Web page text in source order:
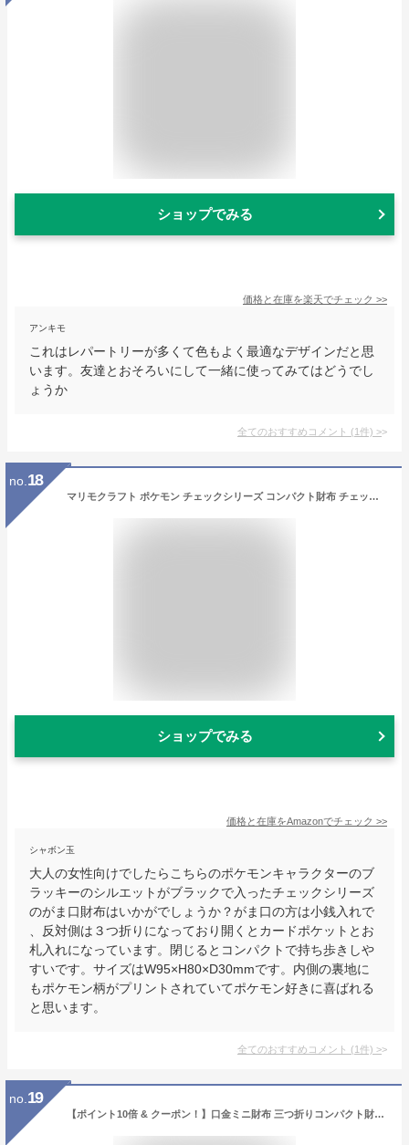
ショップでみる
価格と在庫を楽天でチェック >>
アンキモ
これはレパートリーが多くて色もよく最適なデザインだと思
います。友達とおそろいにして一緒に使ってみてはどうでし
ょうか
全てのおすすめコメント (1件) >
no. 18
マリモクラフト ポケモン チェックシリーズ コンパクト財布 チェック ブラッキー W95×H80×D30mm PKM-875
ショップでみる
価格と在庫をAmazonでチェック >>
シャボン玉
大人の女性向けでしたらこちらのポケモンキャラクターのブ
ラッキーのシルエットがブラックで入ったチェックシリーズ
のがま口財布はいかがでしょうか？がま口の方は小銭入れで
、反対側は３つ折りになっており開くとカードポケットとお
札入れになっています。閉じるとコンパクトで持ち歩きしや
すいです。サイズはW95×H80×D30mmです。内側の裏地に
もポケモン柄がプリントされていてポケモン好きに喜ばれる
と思います。
全てのおすすめコメント (1件) >
no. 19
【ポイント10倍 & クーポン！】口金ミニ財布 三つ折りコンパクト財布 ミニウォレット ポケットモンスター キルトシリーズ イエロー ポケモン サンアート レディース ミニ財布 プレゼント ギフト